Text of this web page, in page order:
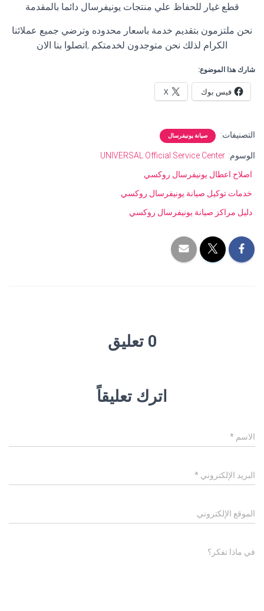
قطع غيار للحفاظ علي منتجات يونيفرسال دائما بالمقدمة
نحن ملتزمون بتقديم خدمة باسعار محدوده وترضي جميع عملائنا
الكرام لذلك نحن متوجدون لخدمتكم ,اتصلوا بنا الان
شارك هذا الموضوع:
فيس بوك X
التصنيفات: صيانة يونيفرسال
الوسوم: UNIVERSAL Official Service Center
اصلاح اعطال يونيفرسال روكسي
خدمات توكيل صيانة يونيفرسال روكسي
دليل مراكز صيانة يونيفرسال روكسي
0 تعليق
اترك تعليقاً
الاسم *
البريد الإلكتروني *
الموقع الإلكتروني
في ماذا تفكر؟